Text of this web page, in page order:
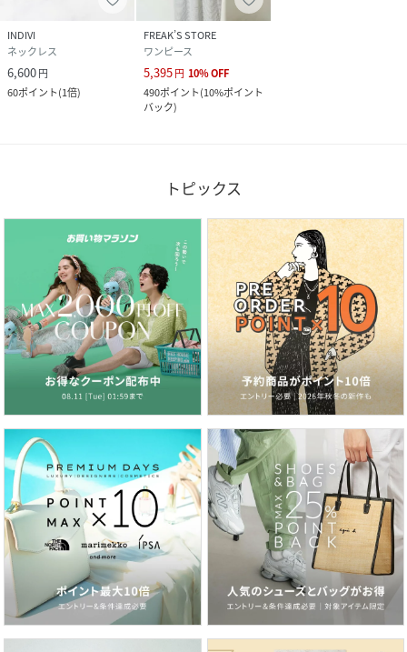
店舗のみの限定商品となっております。
※バッグ・アクセサリーの一部は参考商品です。ご了承くだ
さいませ。
レディース
真鍮、鉄:-
F
品番
PZ0984_50145501
50145501-70-i PZ0984)
INDIVI
ネックレス
6,600円
60ポイント(1倍)
FREAK’S STORE
ワンピース
5,395円 10%OFF
490ポイント(10%ポイント
バック)
トピックス